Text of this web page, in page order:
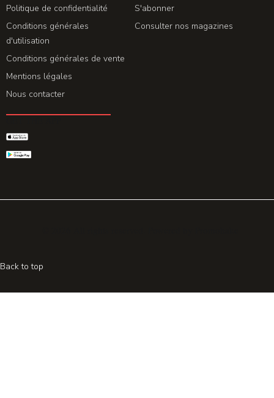
Politique de confidentialité
Conditions générales
d'utilisation
Conditions générales de vente
Mentions légales
Nous contacter
S'abonner
Consulter nos magazines
Back to top